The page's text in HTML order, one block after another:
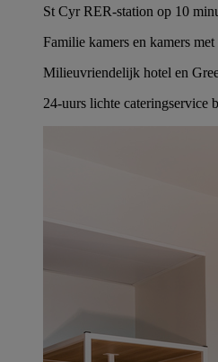
St Cyr RER-station op 10
Familie kamers en kamers met
Milieuvriendelijk hotel en
24-uurs lichte cateringservice